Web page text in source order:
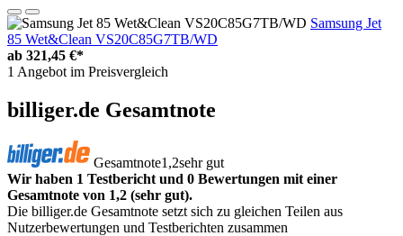
Samsung Jet
85 Wet&Clean VS20C85G7TB/WD
ab 321,45 €*
1 Angebot im Preisvergleich
billiger.de Gesamtnote
Gesamtnote1,2sehr gut
Wir haben 1 Testbericht und 0 Bewertungen mit einer
Gesamtnote von 1,2 (sehr gut).
Die billiger.de Gesamtnote setzt sich zu gleichen Teilen aus
Nutzerbewertungen und Testberichten zusammen